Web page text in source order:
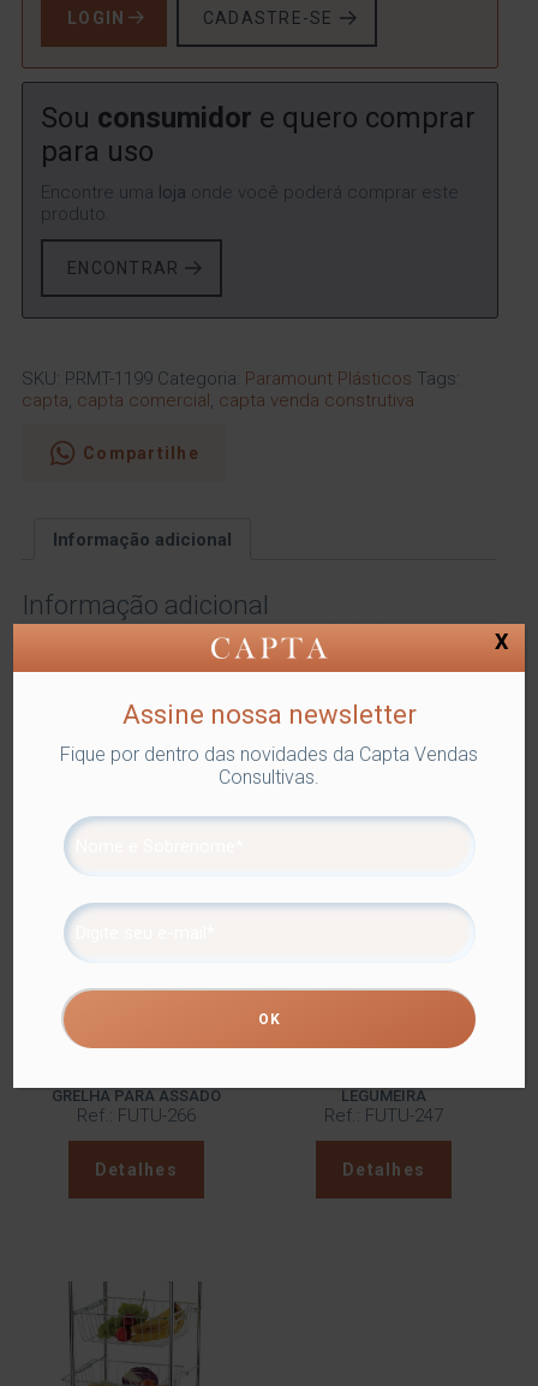
LOGIN CADASTRE-SE
Sou consumidor e quero comprar
para uso
Encontre uma loja onde você poderá comprar este
produto.
ENCONTRAR
SKU: PRMT-1199 Categoria: Paramount Plásticos Tags:
capta, capta comercial, capta venda construtiva
Compartilhe
Informação adicional
Informação adicional
34 × 17 × 3 cm
CARACTERISTICA
Produtos relacionados
GRELHA PARA ASSADO
Ref.: FUTU-266
Detalhes
LEGUMEIRA
Ref.: FUTU-247
Detalhes
Assine nossa newsletter
Fique por dentro das novidades da Capta Vendas
Consultivas.
X